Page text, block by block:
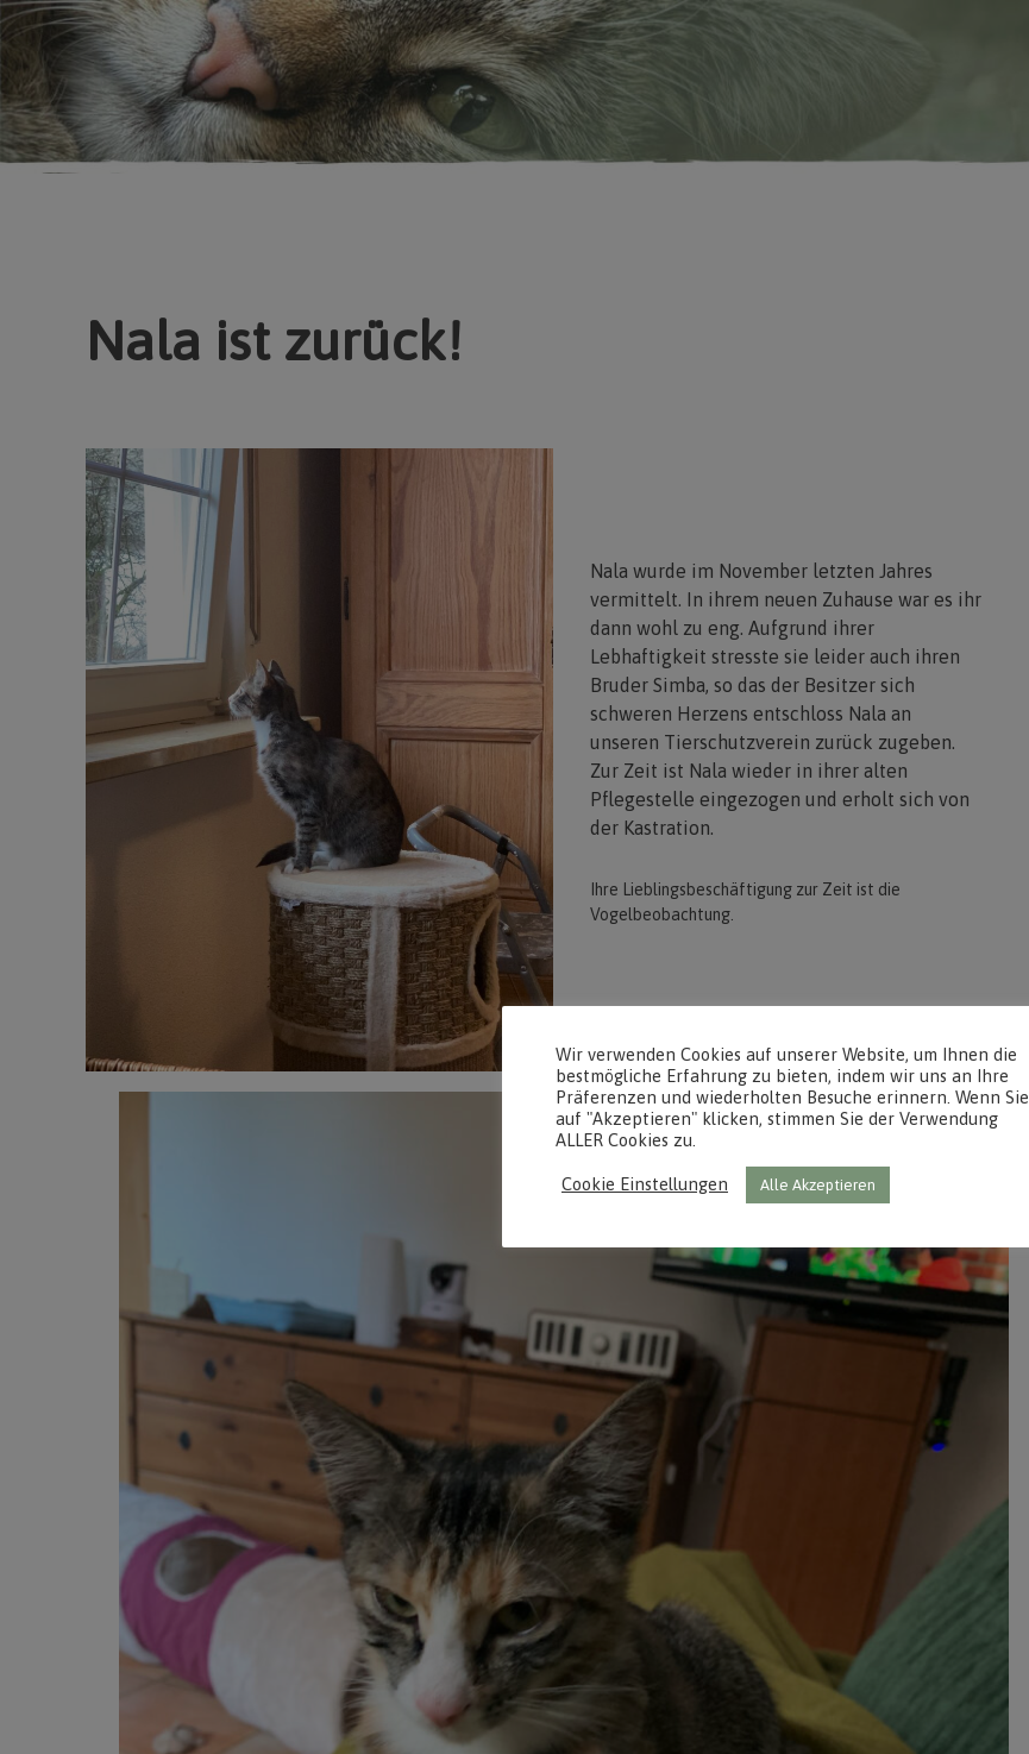
Nala ist zurück!
Nala wurde im November letzten Jahres
vermittelt. In ihrem neuen Zuhause war es ihr
dann wohl zu eng. Aufgrund ihrer
Lebhaftigkeit stresste sie leider auch ihren
Bruder Simba, so das der Besitzer sich
schweren Herzens entschloss Nala an
unseren Tierschutzverein zurück zugeben.
Zur Zeit ist Nala wieder in ihrer alten
Pflegestelle eingezogen und erholt sich von
der Kastration.
Ihre Lieblingsbeschäftigung zur Zeit ist die
Vogelbeobachtung.
Wir verwenden Cookies auf unserer Website, um Ihnen die
bestmögliche Erfahrung zu bieten, indem wir uns an Ihre
Präferenzen und wiederholten Besuche erinnern. Wenn Sie
auf "Akzeptieren" klicken, stimmen Sie der Verwendung
ALLER Cookies zu.
Cookie Einstellungen Alle Akzeptieren